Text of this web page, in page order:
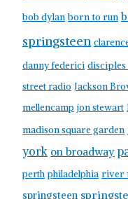
bob dylan born to run
springsteen
danny federici disciples
street radio Jackson
mellencamp jon stewart
madison square garden
york on broadway
perth philadelphia river
springsteen